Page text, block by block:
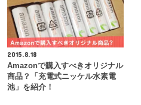
2015.8.18
Amazonで購入すべきオリジナル
商品？「充電式ニッケル水素電
池」を紹介！